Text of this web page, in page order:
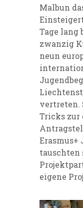
Malbun
Tage lang
zwanzig
neun
vertreten.
Tricks zur
Erasmus+
eigene